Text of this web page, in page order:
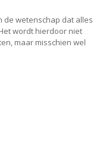
de wetenschap dat alles
wordt hierdoor niet
maar misschien wel